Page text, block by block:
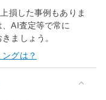
損した事例もありま
AI査定等で常に
ましょう。
グは？